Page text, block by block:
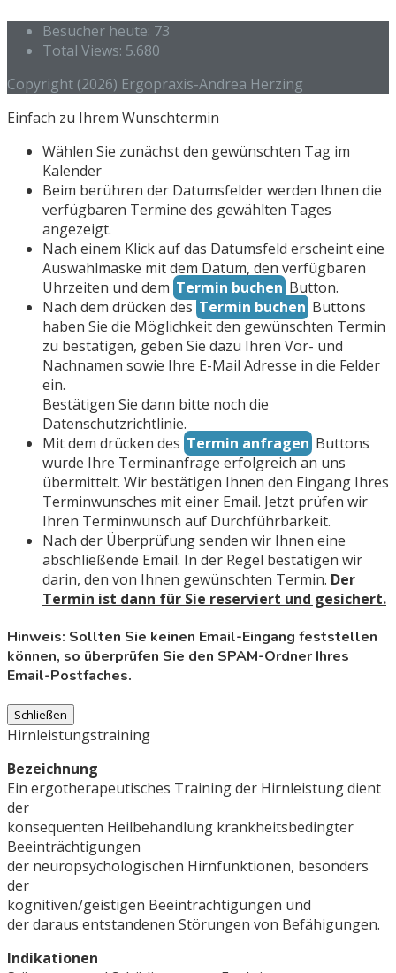
Besucher heute: 73
Total Views: 5.680
Copyright (2026) Ergopraxis-Andrea Herzing
Einfach zu Ihrem Wunschtermin
Wählen Sie zunächst den gewünschten Tag im
Kalender
Beim berühren der Datumsfelder werden Ihnen die
verfügbaren Termine des gewählten Tages
angezeigt.
Nach einem Klick auf das Datumsfeld erscheint eine
Auswahlmaske mit dem Datum, den verfügbaren
Uhrzeiten und dem Termin buchen Button.
Nach dem drücken desTermin buchen Buttons
haben Sie die Möglichkeit den gewünschten Termin
zu bestätigen, geben Sie dazu Ihren Vor- und
Nachnamen sowie Ihre E-Mail Adresse in die Felder
ein.
Bestätigen Sie dann bitte noch die
Datenschutzrichtlinie.
Mit dem drücken des Termin anfragen Buttons
wurde Ihre Terminanfrage erfolgreich an uns
übermittelt. Wir bestätigen Ihnen den Eingang Ihres
Terminwunsches mit einer Email. Jetzt prüfen wir
Ihren Terminwunsch auf Durchführbarkeit.
Nach der Überprüfung senden wir Ihnen eine
abschließende Email. In der Regel bestätigen wir
darin, den von Ihnen gewünschten Termin. Der
Termin ist dann für Sie reserviert und gesichert.
Hinweis: Sollten Sie keinen Email-Eingang feststellen
können, so überprüfen Sie den SPAM-Ordner Ihres
Email-Postfaches.
Schließen
Hirnleistungstraining
Bezeichnung
Ein ergotherapeutisches Training der Hirnleistung dient
der
konsequenten Heilbehandlung krankheitsbedingter
Beeinträchtigungen
der neuropsychologischen Hirnfunktionen, besonders
der
kognitiven/geistigen Beeinträchtigungen und
der daraus entstandenen Störungen von Befähigungen.
Indikationen